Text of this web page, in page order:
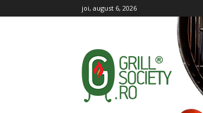
joi, august 6, 2026
Grill
Society